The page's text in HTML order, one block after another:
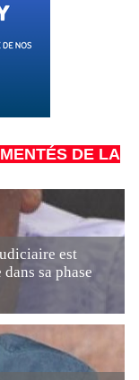
DE LA
est
sa phase